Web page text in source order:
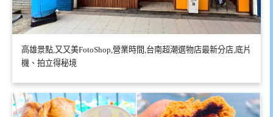
高雄景點,又又美FotoShop,營業時間,台南超潮選物店最新分店,底片
機、拍立得秘境